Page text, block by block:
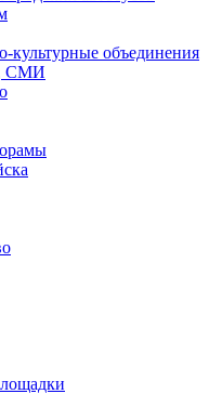
культурные объединения
СМИ